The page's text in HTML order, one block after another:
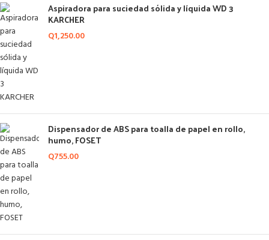
Aspiradora para suciedad sólida y líquida WD 3
KARCHER
Q1,250.00
Dispensador de ABS para toalla de papel en rollo,
humo, FOSET
Q755.00